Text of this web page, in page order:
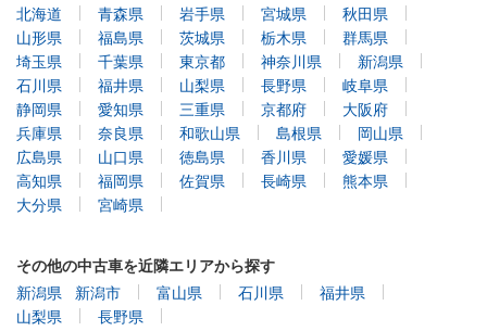
北海道
青森県 岩手県 宮城県
秋田県
山形県
福島県 茨城県 栃木県
群馬県
埼玉県
千葉県 東京都 神奈川県
新潟県
石川県
福井県 山梨県 長野県
岐阜県
静岡県
愛知県 三重県 京都府
大阪府
兵庫県
奈良県 和歌山県 島根県
岡山県
広島県
山口県 徳島県 香川県
愛媛県
高知県
福岡県 佐賀県 長崎県
熊本県
大分県
宮崎県
その他の中古車を近隣エリアから探す
新潟県
新潟市 富山県 石川県
福井県
山梨県
長野県